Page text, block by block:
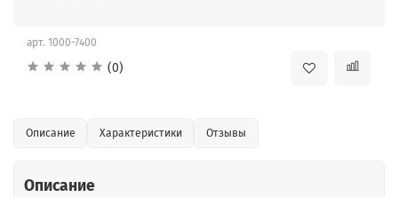
арт. 1000-7400
(0)
Описание Характеристики Отзывы
Описание